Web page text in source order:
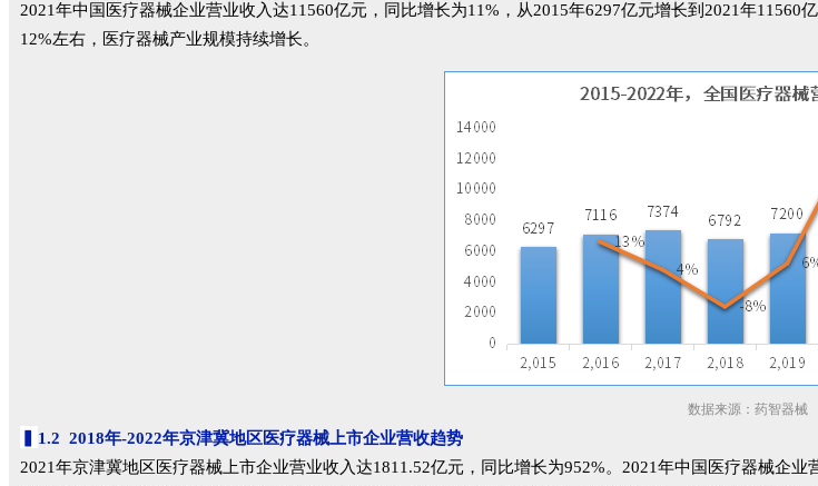
2021年中国医疗器械企业营业收入达11560亿元，同比增长为11%，从2015年6297亿元增长到2021年
12%左右，医疗器械产业规模持续增长。
数据来源：药智器械
▍ 1.2 2018年-2022年京津冀地区医疗器械上市企业营收趋势
2021年京津冀地区医疗器械上市企业营业收入达1811.52亿元，同比增长为952%。2021年中国医疗器械企业